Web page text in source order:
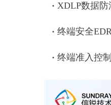
· XDLP数据防
· 终端安全
· 终端准入控制